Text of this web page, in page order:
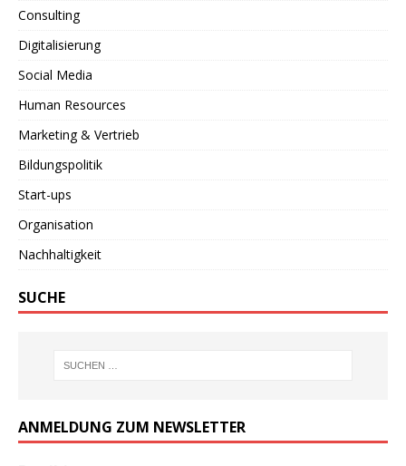
Consulting
Digitalisierung
Social Media
Human Resources
Marketing & Vertrieb
Bildungspolitik
Start-ups
Organisation
Nachhaltigkeit
SUCHE
ANMELDUNG ZUM NEWSLETTER